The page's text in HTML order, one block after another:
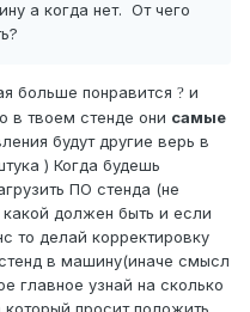
а когда нет. От чего
больше понравится ? и
в твоем стенде они самые
будут другие верь в
) Когда будешь
ПО стенда (не
какой должен быть и если
то делай корректировку
в машину(иначе смысл
главное узнай на сколько
просит положить